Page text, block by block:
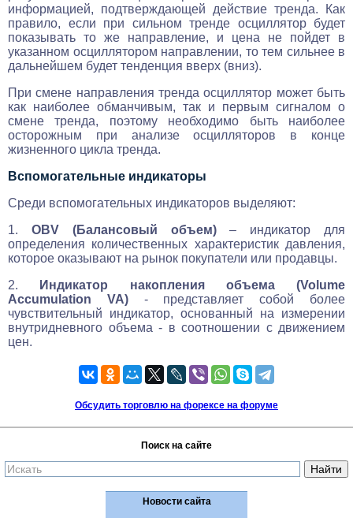
информацией, подтверждающей действие тренда. Как
правило, если при сильном тренде осциллятор будет
показывать то же направление, и цена не пойдет в
указанном осциллятором направлении, то тем сильнее в
дальнейшем будет тенденция вверх (вниз).
При смене направления тренда осциллятор может быть
как наиболее обманчивым, так и первым сигналом о
смене тренда, поэтому необходимо быть наиболее
осторожным при анализе осцилляторов в конце
жизненного цикла тренда.
Вспомогательные индикаторы
Среди вспомогательных индикаторов выделяют:
1. OBV (Балансовый объем)– индикатор для
определения количественных характеристик давления,
которое оказывают на рынок покупатели или продавцы.
2.
Индикатор накопления объема (Volume
Accumulation VA)- представляет собой более
чувствительный индикатор, основанный на измерении
внутридневного объема - в соотношении с движением
цен.
Обсудить торговлю на форексе на форуме
Поиск на сайте
Новости сайта